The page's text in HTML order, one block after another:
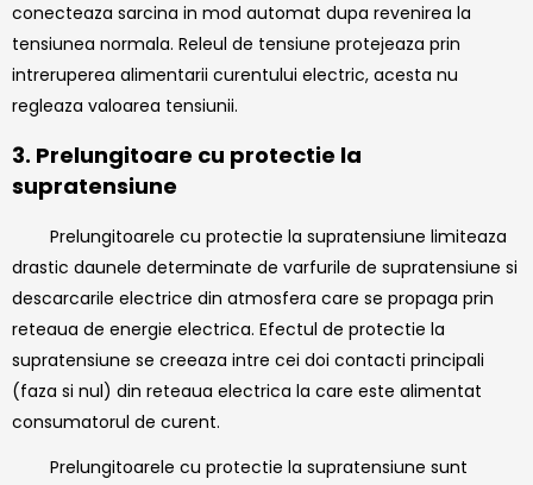
conecteaza sarcina in mod automat dupa revenirea la
tensiunea normala. Releul de tensiune protejeaza prin
intreruperea alimentarii curentului electric, acesta nu
regleaza valoarea tensiunii.
3. Prelungitoare cu protectie la
supratensiune
Prelungitoarele cu protectie la supratensiune limiteaza
drastic daunele determinate de varfurile de supratensiune si
descarcarile electrice din atmosfera care se propaga prin
reteaua de energie electrica. Efectul de protectie la
supratensiune se creeaza intre cei doi contacti principali
(faza si nul) din reteaua electrica la care este alimentat
consumatorul de curent.
Prelungitoarele cu protectie la supratensiune sunt